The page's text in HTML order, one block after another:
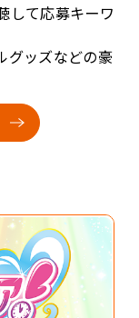
して応募キーワ
グッズなどの豪